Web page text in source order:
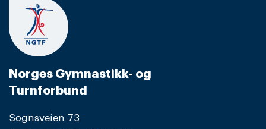
Norges Gymnastikk- og
Turnforbund
Sognsveien 73